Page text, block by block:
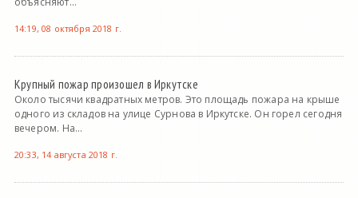
14:19, 08 октября 2018 г.
Крупный пожар произошел в Иркутске
Около тысячи квадратных метров. Это площадь пожара на крыше
одного из складов на улице Сурнова в Иркутске. Он горел сегодня
вечером. На...
20:33, 14 августа 2018 г.